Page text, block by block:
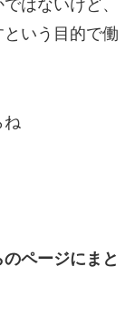
はないけど、
いう目的で働
ね
ページにまと